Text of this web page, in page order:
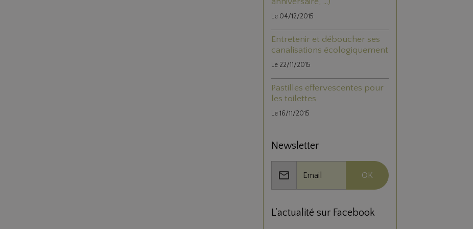
Le 04/12/2015
Entretenir et déboucher ses
canalisations écologiquement
Le 22/11/2015
Pastilles effervescentes pour
les toilettes
Le 16/11/2015
Newsletter
OK
L'actualité sur Facebook